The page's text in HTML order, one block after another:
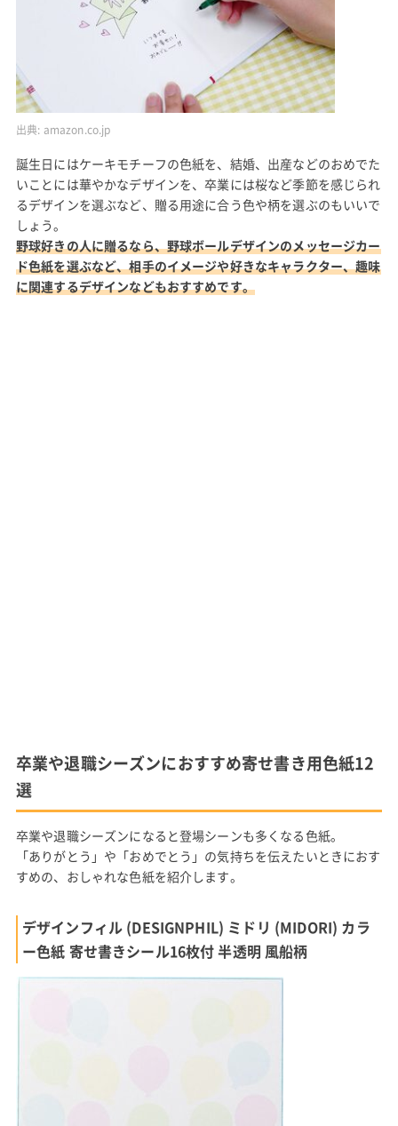
出典: amazon.co.jp
誕生日にはケーキモチーフの色紙を、結婚、出産などのおめでた
いことには華やかなデザインを、卒業には桜など季節を感じられ
るデザインを選ぶなど、贈る用途に合う色や柄を選ぶのもいいで
しょう。
野球好きの人に贈るなら、野球ボールデザインのメッセージカー
ド色紙を選ぶなど、相手のイメージや好きなキャラクター、趣味
に関連するデザインなどもおすすめです。
卒業や退職シーズンにおすすめ寄せ書き用色紙12
選
卒業や退職シーズンになると登場シーンも多くなる色紙。
「ありがとう」や「おめでとう」の気持ちを伝えたいときにおす
すめの、おしゃれな色紙を紹介します。
デザインフィル (DESIGNPHIL) ミドリ (MIDORI) カラ
ー色紙 寄せ書きシール16枚付 半透明 風船柄